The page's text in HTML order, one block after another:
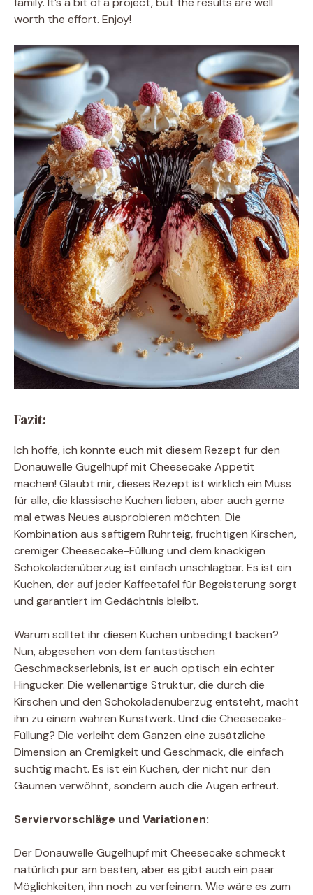
worth the effort. Enjoy!
Fazit:
Ich hoffe, ich konnte euch mit diesem Rezept für den
Donauwelle Gugelhupf mit Cheesecake Appetit
machen! Glaubt mir, dieses Rezept ist wirklich ein Muss
für alle, die klassische Kuchen lieben, aber auch gerne
mal etwas Neues ausprobieren möchten. Die
Kombination aus saftigem Rührteig, fruchtigen Kirschen,
cremiger Cheesecake-Füllung und dem knackigen
Schokoladenüberzug ist einfach unschlagbar. Es ist ein
Kuchen, der auf jeder Kaffeetafel für Begeisterung sorgt
und garantiert im Gedächtnis bleibt.
Warum solltet ihr diesen Kuchen unbedingt backen?
Nun, abgesehen von dem fantastischen
Geschmackserlebnis, ist er auch optisch ein echter
Hingucker. Die wellenartige Struktur, die durch die
Kirschen und den Schokoladenüberzug entsteht, macht
ihn zu einem wahren Kunstwerk. Und die Cheesecake-
Füllung? Die verleiht dem Ganzen eine zusätzliche
Dimension an Cremigkeit und Geschmack, die einfach
süchtig macht. Es ist ein Kuchen, der nicht nur den
Gaumen verwöhnt, sondern auch die Augen erfreut.
Serviervorschläge und Variationen:
Der Donauwelle Gugelhupf mit Cheesecake schmeckt
natürlich pur am besten, aber es gibt auch ein paar
Möglichkeiten, ihn noch zu verfeinern. Wie wäre es zum